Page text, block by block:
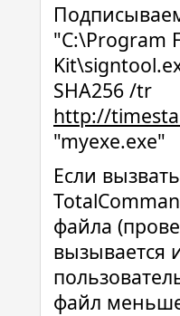
"C:\Program
SHA256 /tr
http://
"myexe.exe"
Если
файла
вызывается
файл